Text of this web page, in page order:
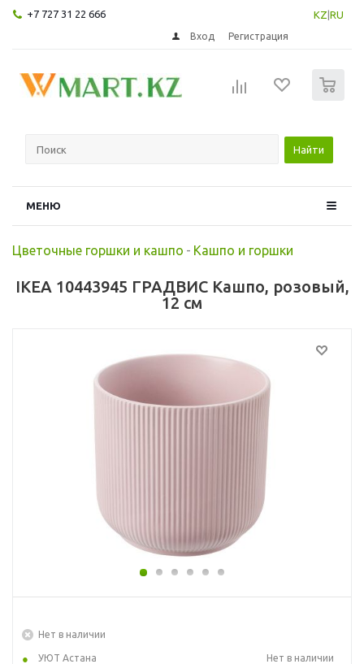
+7 727 31 22 666 KZ RU
Вход Регистрация
Найти
МЕНЮ
Цветочные горшки и кашпо - Кашпо и горшки
IKEA 10443945 ГРАДВИС Кашпо, розовый,
12 см
Нет в наличии
УЮТ Астана
Нет в наличии